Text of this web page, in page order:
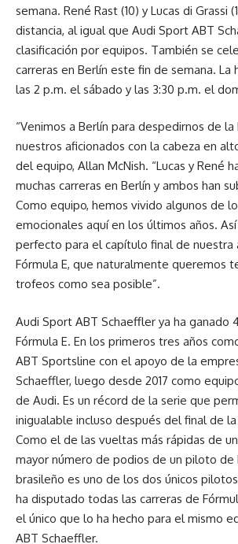
semana. René Rast (10) y Lucas di Grassi
distancia, al igual que Audi Sport ABT
clasificación por equipos. También se
carreras en Berlín este fin de semana. La
las 2 p.m. el sábado y las 3:30 p.m. el
“Venimos a Berlín para despedirnos de la
nuestros aficionados con la cabeza en
del equipo, Allan McNish. “Lucas y René
muchas carreras en Berlín y ambos han
Como equipo, hemos vivido algunos de
emocionales aquí en los últimos años.
perfecto para el capítulo final de nuestra
Fórmula E, que naturalmente queremos
trofeos como sea posible”.
Audi Sport ABT Schaeffler ya ha ganado
Fórmula E. En los primeros tres años
ABT Sportsline con el apoyo de la
Schaeffler, luego desde 2017 como
de Audi. Es un récord de la serie que
inigualable incluso después del final de
Como el de las vueltas más rápidas de
mayor número de podios de un piloto de
brasileño es uno de los dos únicos
ha disputado todas las carreras de
el único que lo ha hecho para el mismo
ABT Schaeffler.